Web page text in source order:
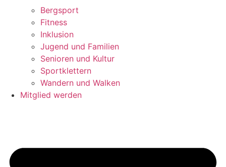
Bergsport
Fitness
Inklusion
Jugend und Familien
Senioren und Kultur
Sportklettern
Wandern und Walken
Mitglied werden